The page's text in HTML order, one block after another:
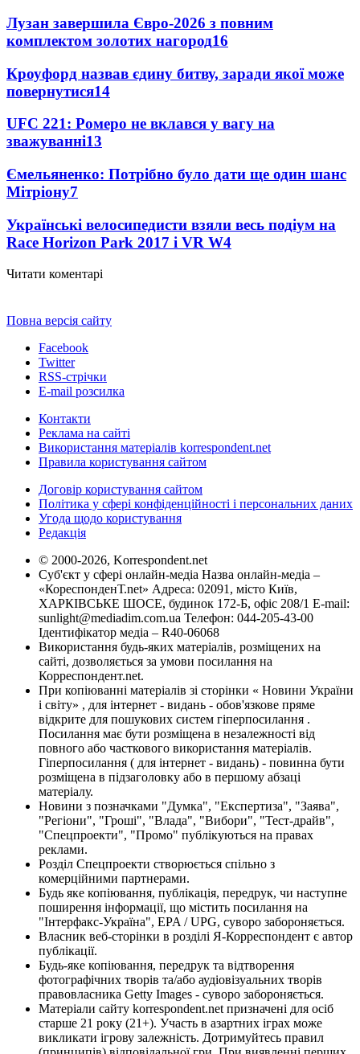
Лузан завершила Євро-2026 з повним
комплектом золотих нагород16
Кроуфорд назвав єдину битву, заради якої може
повернутися14
UFC 221: Ромеро не вклався у вагу на
зважуванні13
Ємельяненко: Потрібно було дати ще один шанс
Мітріону7
Українські велосипедисти взяли весь подіум на
Race Horizon Park 2017 і VR W4
Читати коментарі
Повна версія сайту
Facebook
Twitter
RSS-стрічки
E-mail розсилка
Контакти
Реклама на сайті
Використання матеріалів korrespondent.net
Правила користування сайтом
Договір користування сайтом
Політика у сфері конфіденційності і персональних даних
Угода щодо користування
Редакція
© 2000-2026, Korrespondent.net
Суб'єкт у сфері онлайн-медіа Назва онлайн-медіа –
«КореспонденТ.net» Адреса: 02091, місто Київ,
ХАРКІВСЬКЕ ШОСЕ, будинок 172-Б, офіс 208/1 E-mail:
sunlight@mediadim.com.ua Телефон: 044-205-43-00
Ідентифікатор медіа – R40-06068
Використання будь-яких матеріалів, розміщених на
сайті, дозволяється за умови посилання на
Корреспондент.net.
При копіюванні матеріалів зі сторінки « Новини України
і світу» , для інтернет - видань - обов'язкове пряме
відкрите для пошукових систем гіперпосилання .
Посилання має бути розміщена в незалежності від
повного або часткового використання матеріалів.
Гіперпосилання ( для інтернет - видань) - повинна бути
розміщена в підзаголовку або в першому абзаці
матеріалу.
Новини з позначками "Думка", "Експертиза", "Заява",
"Регіони", "Гроші", "Влада", "Вибори", "Тест-драйв",
"Спецпроекти", "Промо" публікуються на правах
реклами.
Розділ Спецпроекти створюється спільно з
комерційними партнерами.
Будь яке копіювання, публікація, передрук, чи наступне
поширення інформації, що містить посилання на
"Інтерфакс-Україна", EPA / UPG, суворо забороняється.
Власник веб-сторінки в розділі Я-Корреспондент є автор
публікації.
Будь-яке копіювання, передрук та відтворення
фотографічних творів та/або аудіовізуальних творів
правовласника Getty Images - суворо забороняється.
Матеріали сайту korrespondent.net призначені для осіб
старше 21 року (21+). Участь в азартних іграх може
викликати ігрову залежність. Дотримуйтесь правил